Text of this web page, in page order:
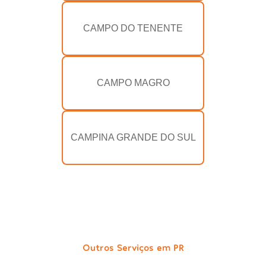
CAMPO DO TENENTE
CAMPO MAGRO
CAMPINA GRANDE DO SUL
Outros Serviços em PR